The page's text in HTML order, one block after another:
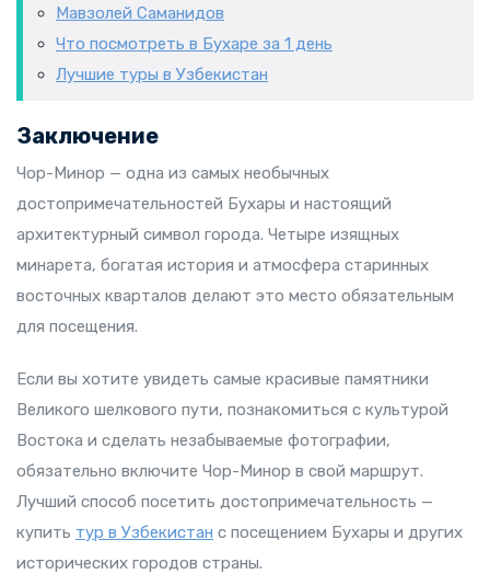
Мавзолей Саманидов
Что посмотреть в Бухаре за 1 день
Лучшие туры в Узбекистан
Заключение
Чор-Минор — одна из самых необычных
достопримечательностей Бухары и настоящий
архитектурный символ города. Четыре изящных
минарета, богатая история и атмосфера старинных
восточных кварталов делают это место обязательным
для посещения.
Если вы хотите увидеть самые красивые памятники
Великого шелкового пути, познакомиться с культурой
Востока и сделать незабываемые фотографии,
обязательно включите Чор-Минор в свой маршрут.
Лучший способ посетить достопримечательность —
купить тур в Узбекистан с посещением Бухары и других
исторических городов страны.